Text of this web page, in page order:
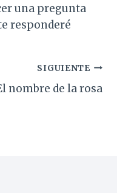
una pregunta
responderé
SIGUIENTE
nombre de la rosa